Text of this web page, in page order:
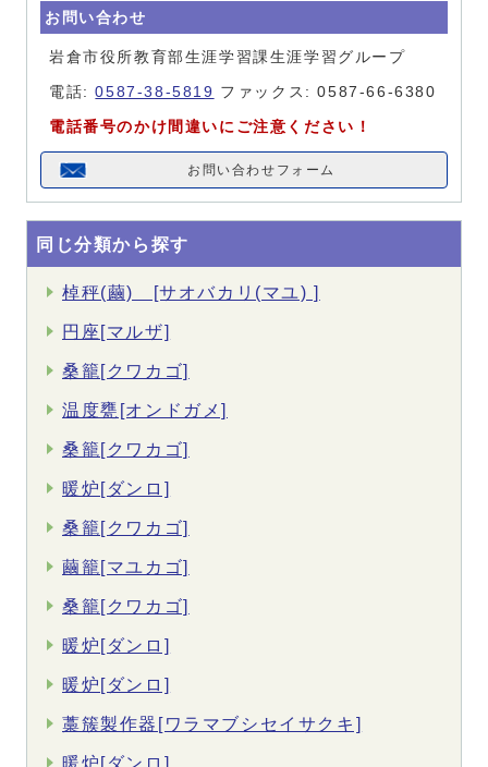
お問い合わせ
岩倉市役所教育部生涯学習課生涯学習グループ
電話:0587-38-5819 ファックス: 0587-66-6380
電話番号のかけ間違いにご注意ください！
お問い合わせフォーム
同じ分類から探す
棹秤(繭) [サオバカリ(マユ) ]
円座[マルザ]
桑籠[クワカゴ]
温度甕[オンドガメ]
桑籠[クワカゴ]
暖炉[ダンロ]
桑籠[クワカゴ]
繭籠[マユカゴ]
桑籠[クワカゴ]
暖炉[ダンロ]
暖炉[ダンロ]
藁簇製作器[ワラマブシセイサクキ]